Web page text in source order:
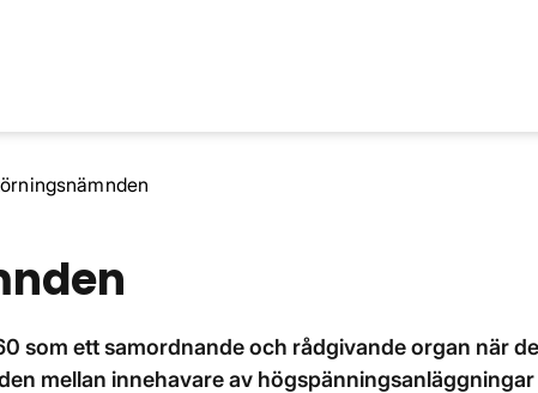
som ett samordnande och rådgivande organ när
mellan innehavare av högspänningsanläggningar